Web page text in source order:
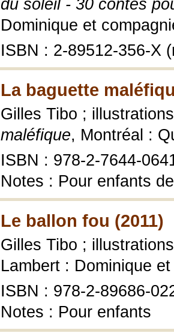
du soleil - 30 contes
Dominique et
ISBN : 2-89512-356-X
La baguette
Gilles Tibo ;
maléfique, Montréal :
ISBN : 978-2-7644-
Notes : Pour enfants
Le ballon fou (2011)
Gilles Tibo ;
Lambert : Dominique
ISBN : 978-2-89686-
Notes : Pour enfants